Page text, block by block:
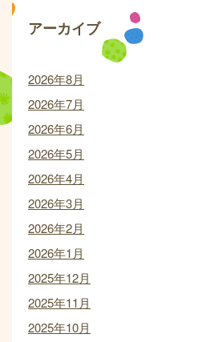
アーカイブ
2026年8月
2026年7月
2026年6月
2026年5月
2026年4月
2026年3月
2026年2月
2026年1月
2025年12月
2025年11月
2025年10月